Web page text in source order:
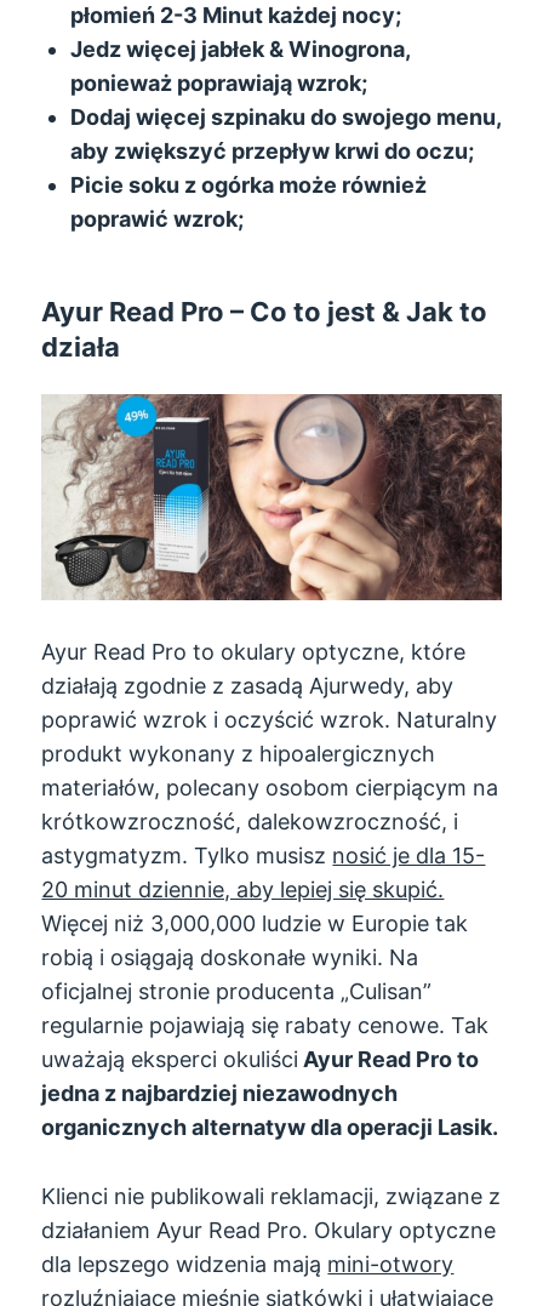
płomień 2-3 Minut każdej nocy;
Jedz więcej jabłek & Winogrona,
ponieważ poprawiają wzrok;
Dodaj więcej szpinaku do swojego menu,
aby zwiększyć przepływ krwi do oczu;
Picie soku z ogórka może również
poprawić wzrok;
Ayur Read Pro – Co to jest & Jak to
działa
Ayur Read Pro to okulary optyczne, które
działają zgodnie z zasadą Ajurwedy, aby
poprawić wzrok i oczyścić wzrok. Naturalny
produkt wykonany z hipoalergicznych
materiałów, polecany osobom cierpiącym na
krótkowzroczność, dalekowzroczność, i
astygmatyzm. Tylko musisz nosić je dla 15-
20 minut dziennie, aby lepiej się skupić.
Więcej niż 3,000,000 ludzie w Europie tak
robią i osiągają doskonałe wyniki. Na
oficjalnej stronie producenta „Culisan”
regularnie pojawiają się rabaty cenowe. Tak
uważają eksperci okuliściAyur Read Pro to
jedna z najbardziej niezawodnych
organicznych alternatyw dla operacji Lasik.
Klienci nie publikowali reklamacji, związane z
działaniem Ayur Read Pro. Okulary optyczne
dla lepszego widzenia mają mini-otwory
rozluźniające mięśnie siatkówki i ułatwiające